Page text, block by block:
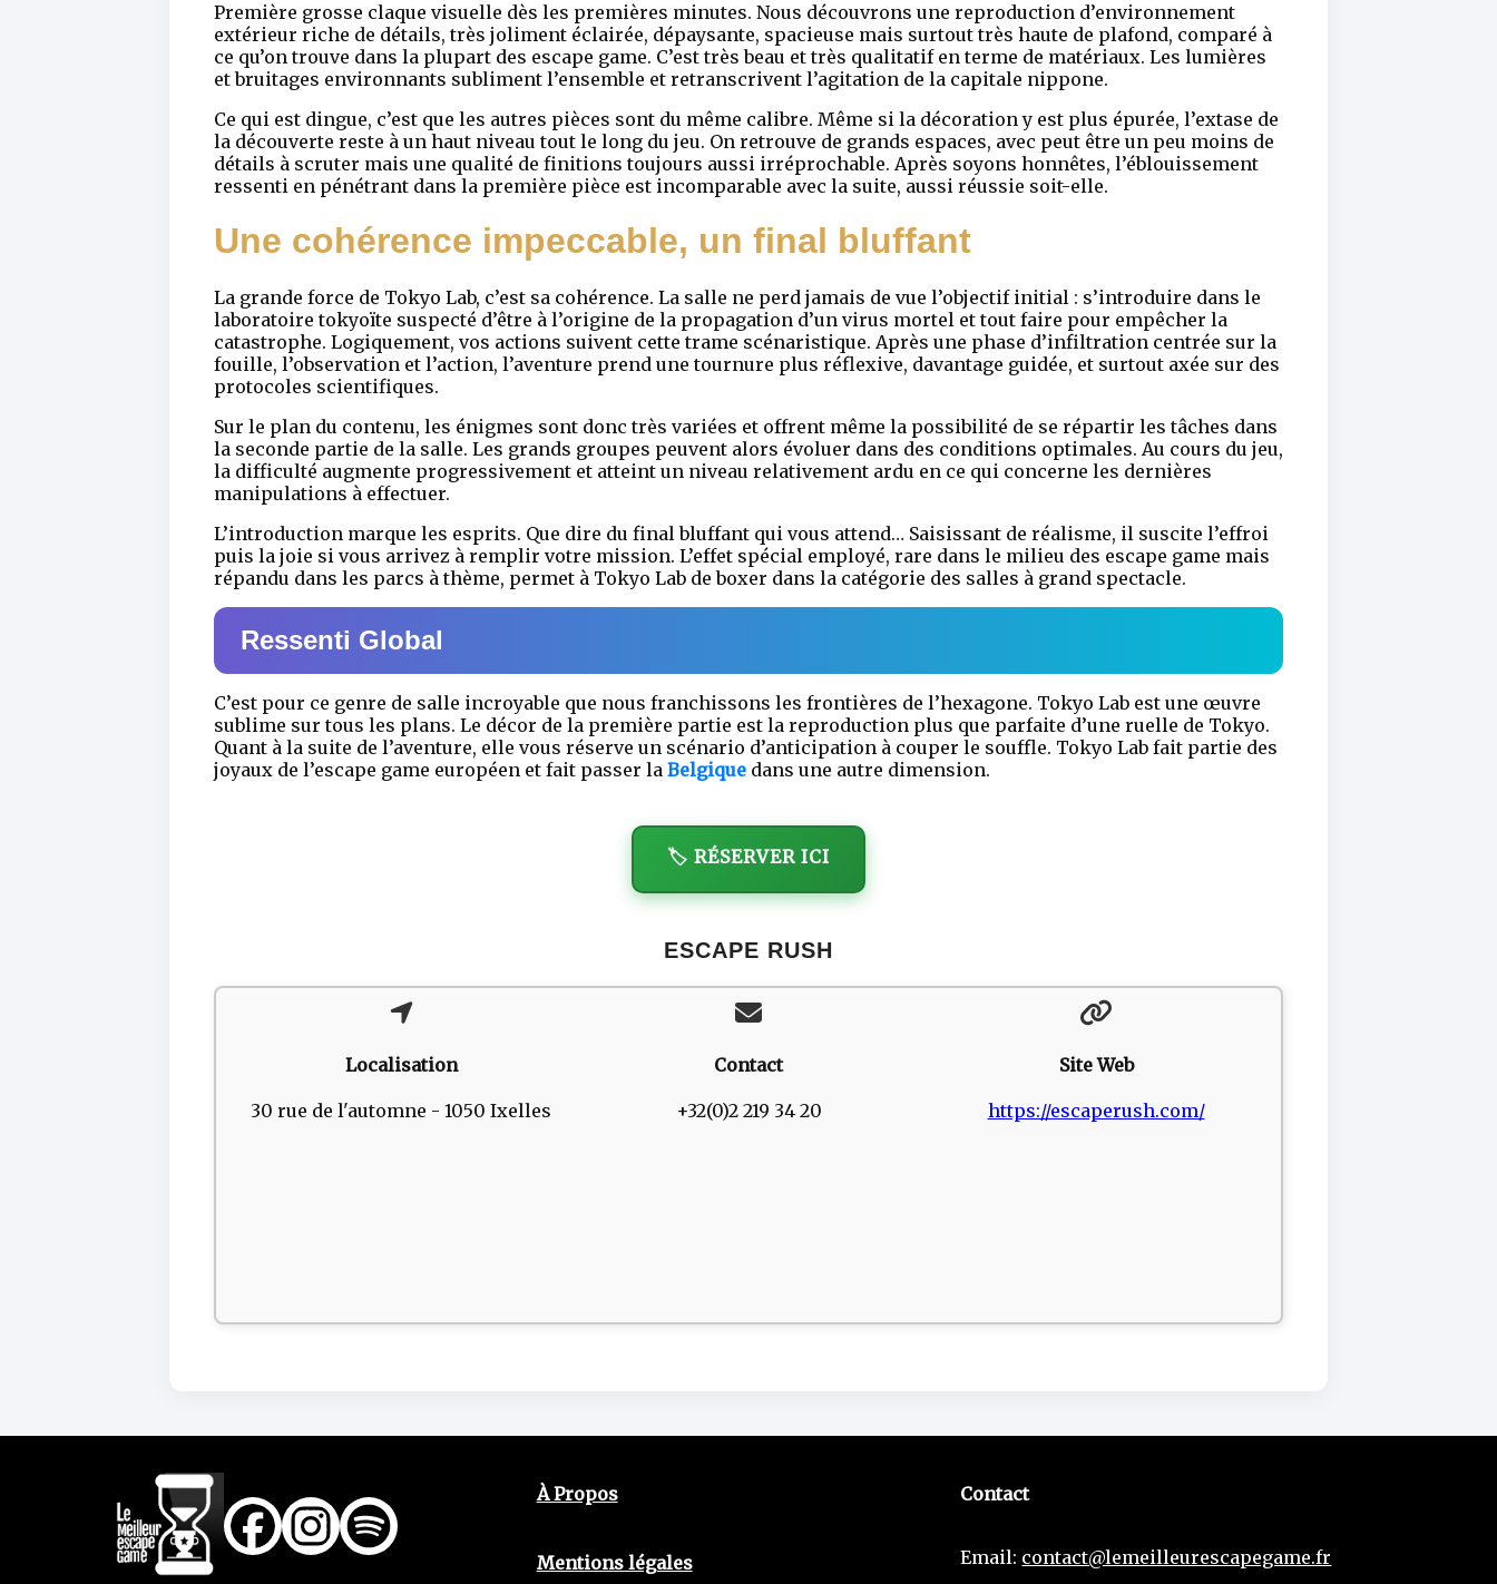
Première grosse claque visuelle dès les premières minutes. Nous découvrons une reproduction d’environnement
extérieur riche de détails, très joliment éclairée, dépaysante, spacieuse mais surtout très haute de plafond, comparé à
ce qu’on trouve dans la plupart des escape game. C’est très beau et très qualitatif en terme de matériaux. Les lumières
et bruitages environnants subliment l’ensemble et retranscrivent l’agitation de la capitale nippone.
Ce qui est dingue, c’est que les autres pièces sont du même calibre. Même si la décoration y est plus épurée, l’extase de
la découverte reste à un haut niveau tout le long du jeu. On retrouve de grands espaces, avec peut être un peu moins de
détails à scruter mais une qualité de finitions toujours aussi irréprochable. Après soyons honnêtes, l’éblouissement
ressenti en pénétrant dans la première pièce est incomparable avec la suite, aussi réussie soit-elle.
Une cohérence impeccable, un final bluffant
La grande force de Tokyo Lab, c’est sa cohérence. La salle ne perd jamais de vue l’objectif initial : s’introduire dans le
laboratoire tokyoïte suspecté d’être à l’origine de la propagation d’un virus mortel et tout faire pour empêcher la
catastrophe. Logiquement, vos actions suivent cette trame scénaristique. Après une phase d’infiltration centrée sur la
fouille, l’observation et l’action, l’aventure prend une tournure plus réflexive, davantage guidée, et surtout axée sur des
protocoles scientifiques.
Sur le plan du contenu, les énigmes sont donc très variées et offrent même la possibilité de se répartir les tâches dans
la seconde partie de la salle. Les grands groupes peuvent alors évoluer dans des conditions optimales. Au cours du jeu,
la difficulté augmente progressivement et atteint un niveau relativement ardu en ce qui concerne les dernières
manipulations à effectuer.
L’introduction marque les esprits. Que dire du final bluffant qui vous attend… Saisissant de réalisme, il suscite l’effroi
puis la joie si vous arrivez à remplir votre mission. L’effet spécial employé, rare dans le milieu des escape game mais
répandu dans les parcs à thème, permet à Tokyo Lab de boxer dans la catégorie des salles à grand spectacle.
Ressenti Global
C’est pour ce genre de salle incroyable que nous franchissons les frontières de l’hexagone. Tokyo Lab est une œuvre
sublime sur tous les plans. Le décor de la première partie est la reproduction plus que parfaite d’une ruelle de Tokyo.
Quant à la suite de l’aventure, elle vous réserve un scénario d’anticipation à couper le souffle. Tokyo Lab fait partie des
joyaux de l’escape game européen et fait passer la Belgique dans une autre dimension.
🏷️ RÉSERVER ICI
ESCAPE RUSH
Localisation
30 rue de l'automne - 1050 Ixelles
Contact
+32(0)2 219 34 20
Site Web
https://escaperush.com/
À Propos
Mentions légales
Contact
Email: contact@lemeilleurescapegame.fr